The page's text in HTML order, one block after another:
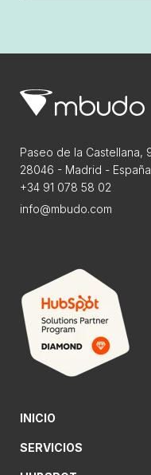
Paseo de la Castellana,
28046 - Madrid - España
+34 91 078 58 02
info@mbudo.com
INICIO
SERVICIOS